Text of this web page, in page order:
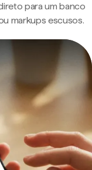
para um banco
markups escusos.